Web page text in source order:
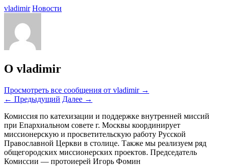
vladimir Новости
О vladimir
Просмотреть все сообщения от vladimir →
← Предыдущий Далее →
Комиссия по катехизации и поддержке внутренней миссий
при Епархиальном совете г. Москвы координирует
миссионерскую и просветительскую работу Русской
Православной Церкви в столице. Также мы реализуем ряд
общегородских миссионерских проектов. Председатель
Комиссии — протоиерей Игорь Фомин